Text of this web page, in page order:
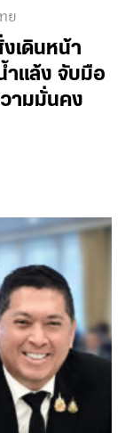
ย
งเดินหน้า
แล้ง จับมือ
ามมั่นคง